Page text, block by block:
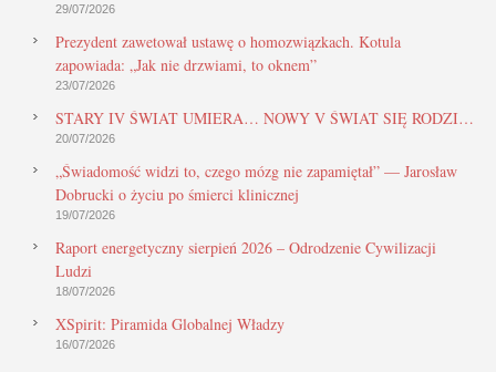
29/07/2026
Prezydent zawetował ustawę o homozwiązkach. Kotula
zapowiada: „Jak nie drzwiami, to oknem”
23/07/2026
STARY IV ŚWIAT UMIERA… NOWY V ŚWIAT SIĘ RODZI…
20/07/2026
„Świadomość widzi to, czego mózg nie zapamiętał” — Jarosław
Dobrucki o życiu po śmierci klinicznej
19/07/2026
Raport energetyczny sierpień 2026 – Odrodzenie Cywilizacji
Ludzi
18/07/2026
XSpirit: Piramida Globalnej Władzy
16/07/2026